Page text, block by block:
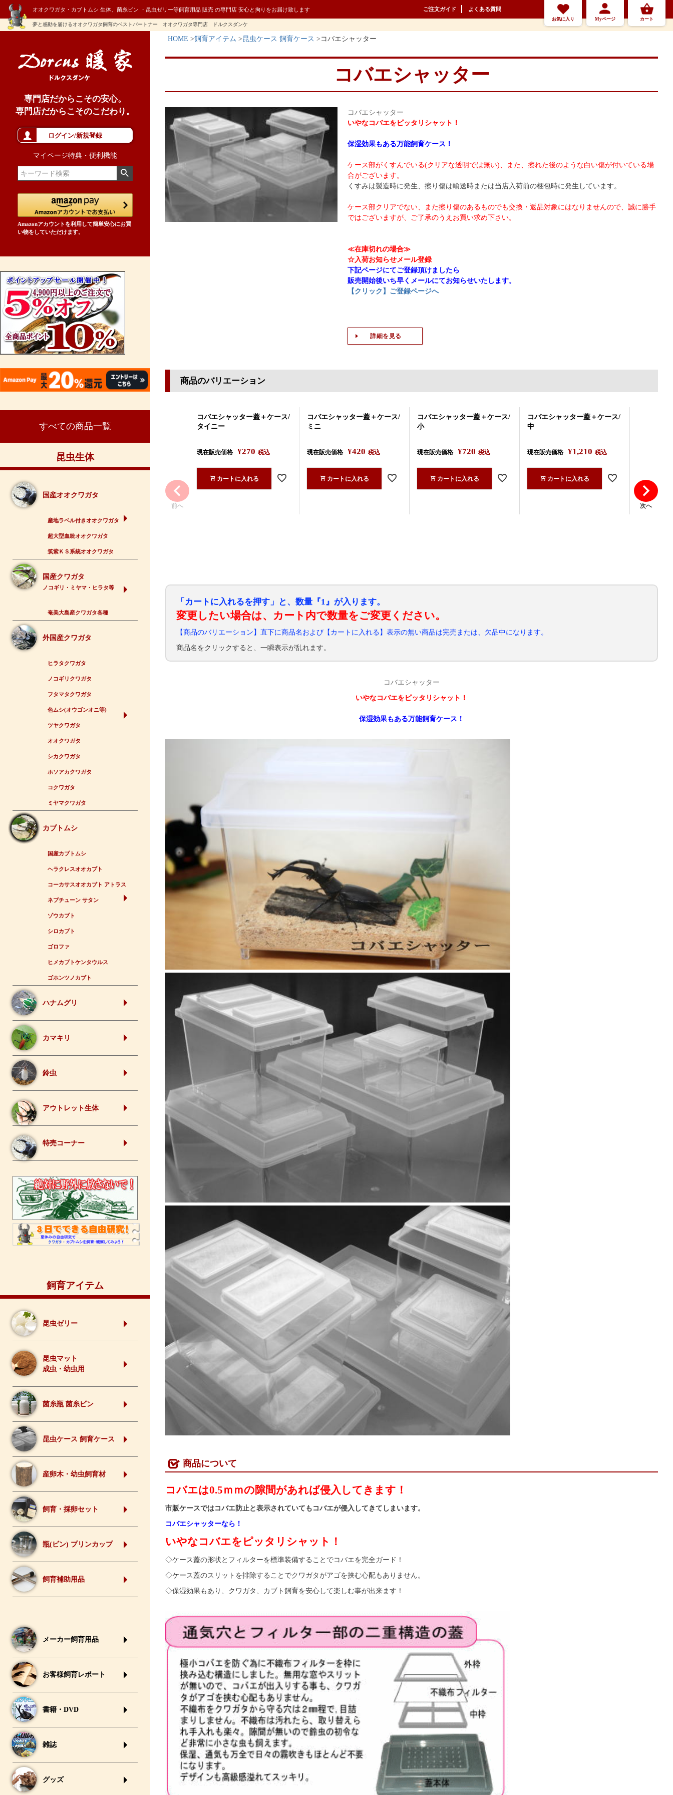
オオクワガタ・カブトムシ 生体、菌糸ビン ・昆虫ゼリー等飼育用品 販売 の専門店 安心と拘りをお届け致します ご注文ガイド よくある質問
夢と感動を届けるオオクワガタ飼育のベストパートナー オオクワガタ専門店 ドルクスダンケ
お気に入り Myページ カート
専門店だからこその安心。
専門店だからこそのこだわり。
ログイン/新規登録
マイページ特典・便利機能
Amazonアカウントを利用して簡単安心にお買
い物をしていただけます。
すべての商品一覧
昆虫生体
国産オオクワガタ
産地ラベル付きオオクワガタ
超大型血統オオクワガタ
筑紫ＫＳ系統オオクワガタ
国産クワガタ
ノコギリ・ミヤマ・ヒラタ等
奄美大島産クワガタ各種
外国産クワガタ
ヒラタクワガタ
ノコギリクワガタ
フタマタクワガタ
色ムシ(オウゴンオニ等)
ツヤクワガタ
オオクワガタ
シカクワガタ
ホソアカクワガタ
コクワガタ
ミヤマクワガタ
カブトムシ
国産カブトムシ
ヘラクレスオオカブト
コーカサスオオカブト アトラス
ネプチューン サタン
ゾウカブト
シロカブト
ゴロファ
ヒメカブトケンタウルス
ゴホンツノカブト
ハナムグリ
カマキリ
鈴虫
アウトレット生体
特売コーナー
飼育アイテム
昆虫ゼリー
昆虫マット
成虫・幼虫用
菌糸瓶 菌糸ビン
昆虫ケース 飼育ケース
産卵木・幼虫飼育材
飼育・採卵セット
瓶(ビン) プリンカップ
飼育補助用品
メーカー飼育用品
お客様飼育レポート
書籍・DVD
雑誌
グッズ
HOME 飼育アイテム 昆虫ケース 飼育ケース コバエシャッター
コバエシャッター
コバエシャッター
いやなコバエをピッタリシャット！
保湿効果もある万能飼育ケース！
ケース部がくすんでいる(クリアな透明では無い)、また、擦れた後のような白い傷が付いている場
合がございます。
くすみは製造時に発生、擦り傷は輸送時または当店入荷前の梱包時に発生しています。
ケース部クリアでない、また擦り傷のあるものでも交換・返品対象にはなりませんので、誠に勝手
ではございますが、ご了承のうえお買い求め下さい。
≪在庫切れの場合≫
☆入荷お知らせメール登録
下記ページにてご登録頂けましたら
販売開始後いち早くメールにてお知らせいたします。
【クリック】ご登録ページへ
詳細を見る
商品のバリエーション
前へ
コバエシャッター蓋＋ケース/
タイニー
現在販売価格 ¥270 税込
カートに入れる
コバエシャッター蓋＋ケース/
ミニ
現在販売価格 ¥420 税込
カートに入れる
コバエシャッター蓋＋ケース/
小
現在販売価格 ¥720 税込
カートに入れる
コバエシャッター蓋＋ケース/
中
現在販売価格 ¥1,210 税込
カートに入れる
次へ
「カートに入れるを押す」と、数量『1』が入ります。
変更したい場合は、カート内で数量をご変更ください。
【商品のバリエーション】直下に商品名および【カートに入れる】表示の無い商品は完売または、欠品中になります。
商品名をクリックすると、一瞬表示が乱れます。
コバエシャッター
いやなコバエをピッタリシャット！
保湿効果もある万能飼育ケース！
商品について
コバエは0.5ｍｍの隙間があれば侵入してきます！
市販ケースではコバエ防止と表示されていてもコバエが侵入してきてしまいます。
コバエシャッターなら！
いやなコバエをピッタリシャット！
◇ケース蓋の形状とフィルターを標準装備することでコバエを完全ガード！
◇ケース蓋のスリットを排除することでクワガタがアゴを挟む心配もありません。
◇保湿効果もあり、クワガタ、カブト飼育を安心して楽しむ事が出来ます！